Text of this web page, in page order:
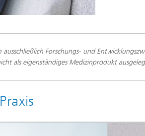
Forschungs- und
als eigenständiges Medizinprodukt